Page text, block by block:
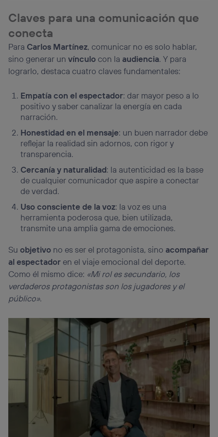
Claves para una comunicación que
conecta
Para Carlos Martínez, comunicar no es solo hablar,
sino generar unvínculocon la audiencia. Y para
lograrlo, destaca cuatro claves fundamentales:
Empatía con el espectador: dar mayor peso a lo
positivo y saber canalizar la energía en cada
narración.
Honestidad en el mensaje: un buen narrador debe
reflejar la realidad sin adornos, con rigor y
transparencia.
Cercanía y naturalidad: la autenticidad es la base
de cualquier comunicador que aspire a conectar
de verdad.
Uso consciente de la voz: la voz es una
herramienta poderosa que, bien utilizada,
transmite una amplia gama de emociones.
Suobjetivo no es ser el protagonista, sino acompañar
al espectadoren el viaje emocional del deporte.
Como él mismo dice: «Mi rol es secundario, los
verdaderos protagonistas son los jugadores y el
público».
identificador. Típicamente:
Si utilizas una
el marketing o análisis se realizará en función de las
actividades de navegación de los miembros del hogar
que hayan dado su consentimiento.
Si utilizasdatos móviles, el marketing será más
Puedes gestionar los consentimientos Utiq seleccionando
“Administrar Utiq” en la parte inferior de esta página web o
visitando el portal de privacidad de Utiq
(“consenthub”). Para más información, consulta
política de privacidad de Utiq